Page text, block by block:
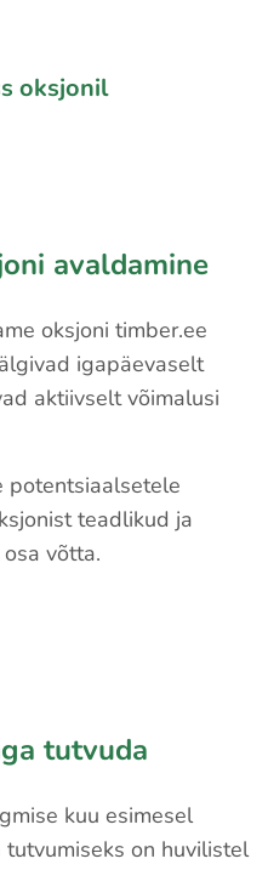
oksjonil
avaldamine
oksjoni timber.ee
igapäevaselt
aktiivselt võimalusi
potentsiaalsetele
teadlikud ja
võtta.
tutvuda
kuu esimesel
on huvilistel